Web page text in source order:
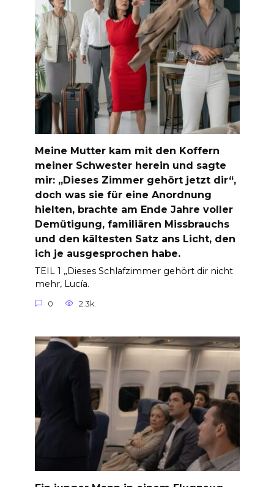
Meine Mutter kam mit den Koffern
meiner Schwester herein und sagte
mir: „Dieses Zimmer gehört jetzt dir“,
doch was sie für eine Anordnung
hielten, brachte am Ende Jahre voller
Demütigung, familiären Missbrauchs
und den kältesten Satz ans Licht, den
ich je ausgesprochen habe.
TEIL 1 „Dieses Schlafzimmer gehört dir nicht
mehr, Lucía.
0 2.3k.